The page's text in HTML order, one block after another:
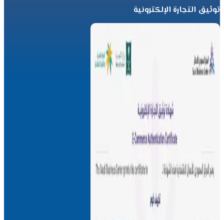
توثيق التجارة الإلكترونية